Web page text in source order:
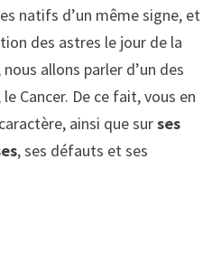
natifs d’un même signe, et
des astres le jour de la
allons parler d’un des
Cancer. De ce fait, vous en
ainsi que surses
, ses défauts et ses